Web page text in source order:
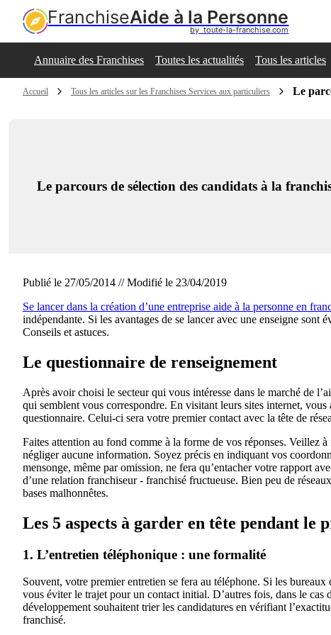
FranchiseAide à la Personne
by  toute-la-franchise.com
Annuaire des Franchises Toutes les actualités Tous les articles
Accueil Tous les articles sur les Franchises Services aux particuliers Le
Le parcours de sélection des candidats à la
Publié le 27/05/2014 // Modifié le 23/04/2019
Se lancer dans la création d’une entreprise aide à la personne en
indépendante. Si les avantages de se lancer avec une enseigne
Conseils et astuces.
Le questionnaire de renseignement
Après avoir choisi le secteur qui vous intéresse dans le marché de
qui semblent vous correspondre. En visitant leurs sites internet,
questionnaire. Celui-ci sera votre premier contact avec la tête de
Faites attention au fond comme à la forme de vos réponses. Veillez
négliger aucune information. Soyez précis en indiquant vos
mensonge, même par omission, ne fera qu’entacher votre rapport
d’une relation franchiseur - franchisé fructueuse. Bien peu de
bases malhonnêtes.
Les 5 aspects à garder en tête pendant
1. L’entretien téléphonique : une formalité
Souvent, votre premier entretien se fera au téléphone. Si les
vous éviter le trajet pour un contact initial. D’autres fois, dans le cas
développement souhaitent trier les candidatures en vérifiant
franchisé.